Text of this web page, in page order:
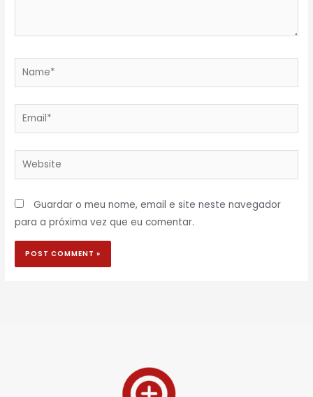
Name*
Email*
Website
Guardar o meu nome, email e site neste navegador
para a próxima vez que eu comentar.